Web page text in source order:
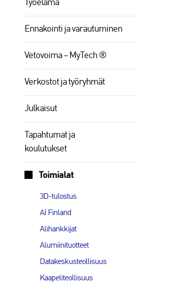
Työelämä
Ennakointi ja varautuminen
Vetovoima – MyTech ®
Verkostot ja työryhmät
Julkaisut
Tapahtumat ja
koulutukset
Toimialat
3D-tulostus
AI Finland
Alihankkijat
Alumiinituotteet
Datakeskusteollisuus
Kaapeliteollisuus